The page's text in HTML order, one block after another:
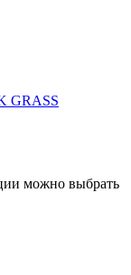
GRASS
можно выбрать